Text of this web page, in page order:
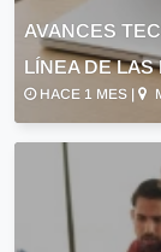
AVANCES
LÍNEA DE LAS
HACE 1 MES |